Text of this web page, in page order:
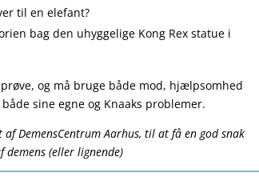
til en elefant?
bag den uhyggelige Kong Rex statue i
og må bruge både mod, hjælpsomhed
sine egne og Knaaks problemer.
DemensCentrum Aarhus, til at få en god snak
(eller lignende)